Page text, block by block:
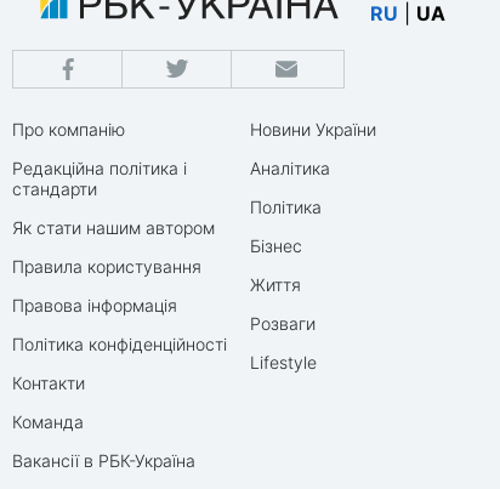
RU UA
Про компанію
Редакційна політика і
стандарти
Як стати нашим автором
Правила користування
Правова інформація
Політика конфіденційності
Контакти
Команда
Вакансії в РБК-Україна
Новини України
Аналітика
Політика
Бізнес
Життя
Розваги
Lifestyle